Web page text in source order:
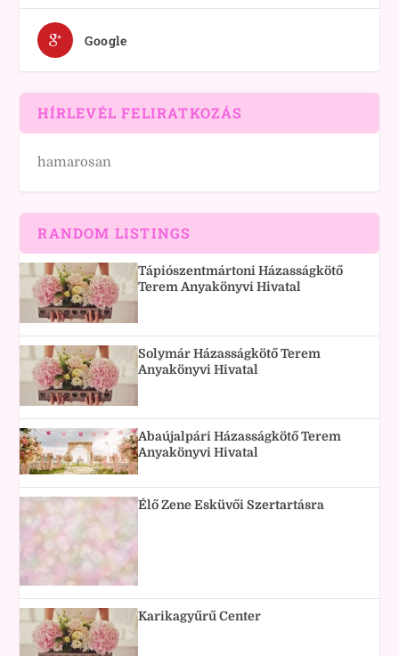
Google
HÍRLEVÉL FELIRATKOZÁS
hamarosan
RANDOM LISTINGS
Tápiószentmártoni Házasságkötő
Terem Anyakönyvi Hivatal
Solymár Házasságkötő Terem
Anyakönyvi Hivatal
Abaújalpári Házasságkötő Terem
Anyakönyvi Hivatal
Élő Zene Esküvői Szertartásra
Karikagyűrű Center